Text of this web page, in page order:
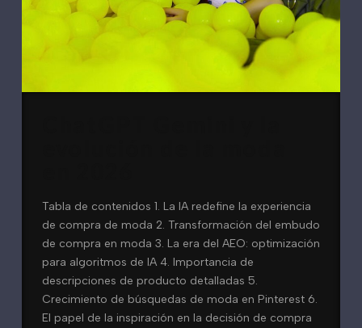
Tabla de contenidos 1. La IA redefine la experiencia
de compra de moda 2. Transformación del embudo
de compra en moda 3. La era del AEO: optimización
para algoritmos de IA 4. Importancia de
descripciones de producto detalladas 5.
Crecimiento de búsquedas de moda en Pinterest 6.
El papel de la inspiración en la decisión de compra